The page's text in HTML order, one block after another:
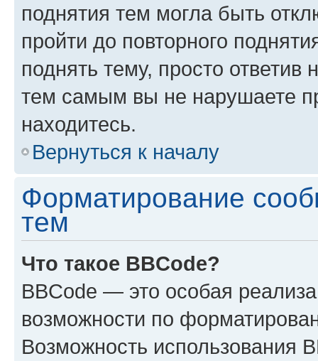
поднятия тем могла быть
пройти до повторного
поднять тему, просто ответив
тем самым вы не нарушаете
находитесь.
Вернуться к началу
Форматирование
тем
Что такое BBCode?
BBCode — это особая
возможности по
Возможность использования